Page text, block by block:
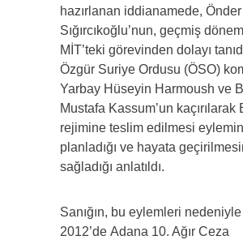
hazırlanan iddianamede, Önder
Sığırcıkoğlu’nun, geçmiş
MİT’teki görevinden dolayı
Özgür Suriye Ordusu (ÖSO)
Yarbay Hüseyin Harmoush ve
Mustafa Kassum’un kaçırılarak
rejimine teslim edilmesi
planladığı ve hayata
sağladığı anlatıldı.
Sanığın, bu eylemleri nedeniyle
2012’de Adana 10. Ağır Ceza